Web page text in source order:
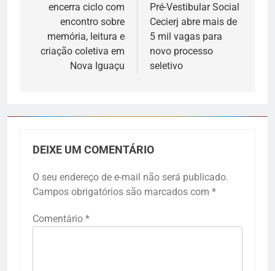
encerra ciclo com
encontro sobre
memória, leitura e
criação coletiva em
Nova Iguaçu
Pré-Vestibular Social
Cecierj abre mais de
5 mil vagas para
novo processo
seletivo
DEIXE UM COMENTÁRIO
O seu endereço de e-mail não será publicado.
Campos obrigatórios são marcados com *
Comentário *